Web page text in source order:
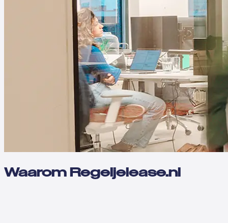
Waarom Regeljelease.nl